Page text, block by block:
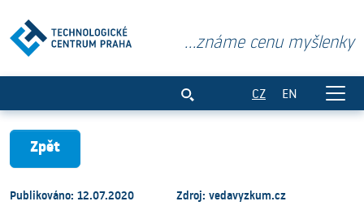
...známe cenu myšlenky
CZ EN
Zpět
Publikováno: 12.07.2020 Zdroj: vedavyzkum.cz